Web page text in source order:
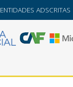
ENTIDADES ADSCRITAS